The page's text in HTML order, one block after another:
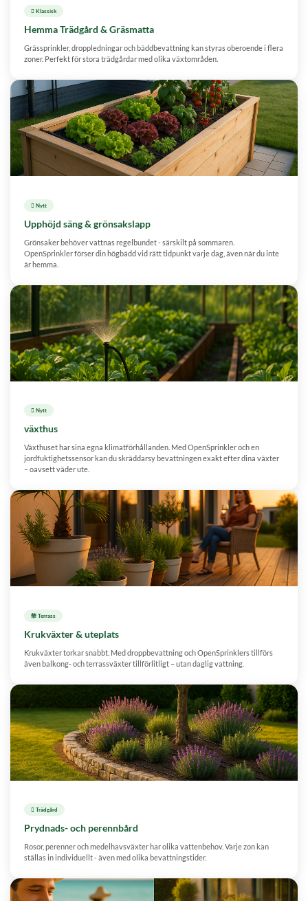
 Klassisk
Hemma Trädgård & Gräsmatta
Grässprinkler, droppledningar och bäddbevattning kan styras oberoende i flera
zoner. Perfekt för stora trädgårdar med olika växtområden.
 Nytt
Upphöjd säng & grönsakslapp
Grönsaker behöver vattnas regelbundet - särskilt på sommaren.
OpenSprinkler förser din högbädd vid rätt tidpunkt varje dag, även när du inte
är hemma.
 Nytt
växthus
Växthuset har sina egna klimatförhållanden. Med OpenSprinkler och en
jordfuktighetssensor kan du skräddarsy bevattningen exakt efter dina växter
– oavsett väder ute.
華 Terrass
Krukväxter & uteplats
Krukväxter torkar snabbt. Med droppbevattning och OpenSprinklers tillförs
även balkong- och terrassväxter tillförlitligt – utan daglig vattning.
 Trädgård
Prydnads- och perennbård
Rosor, perenner och medelhavsväxter har olika vattenbehov. Varje zon kan
ställas in individuellt - även med olika bevattningstider.